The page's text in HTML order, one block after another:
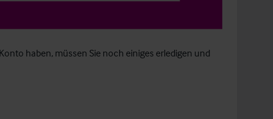
haben, müssen Sie noch einiges erledigen und